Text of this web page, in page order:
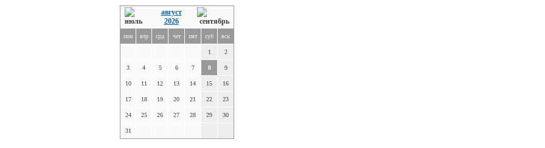
август
2026
пон втр срд чет пят суб вск
1 2
3 4 5 6 7 8 9
10 11 12 13 14 15 16
17 18 19 20 21 22 23
24 25 26 27 28 29 30
31